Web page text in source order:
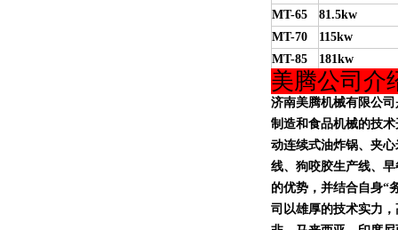
MT-65
81.5kw
MT-70
115kw
MT-85
181kw
美腾公司介
济南美腾机械有限公
制造和食品机械的技
动连续式油炸锅、夹
线、狗咬胶生产线、
的优势，并结合自身“
司以雄厚的技术实力